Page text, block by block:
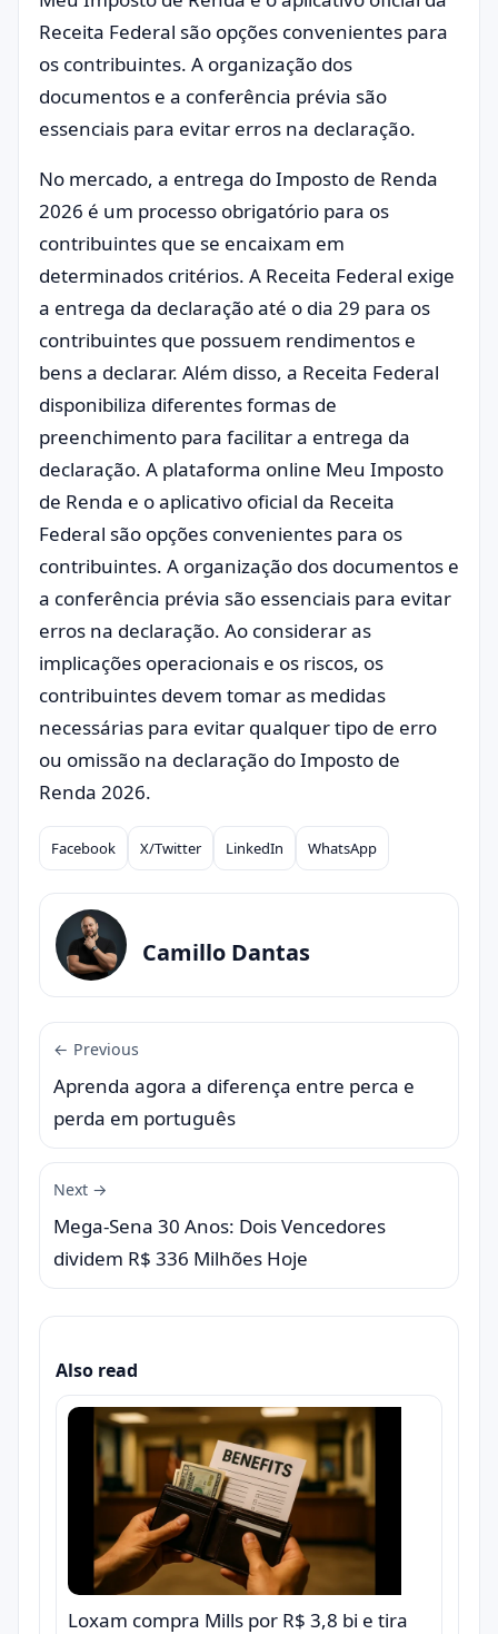
Receita Federal são opções convenientes para
os contribuintes. A organização dos
documentos e a conferência prévia são
essenciais para evitar erros na declaração.
No mercado, a entrega do Imposto de Renda
2026 é um processo obrigatório para os
contribuintes que se encaixam em
determinados critérios. A Receita Federal exige
a entrega da declaração até o dia 29 para os
contribuintes que possuem rendimentos e
bens a declarar. Além disso, a Receita Federal
disponibiliza diferentes formas de
preenchimento para facilitar a entrega da
declaração. A plataforma online Meu Imposto
de Renda e o aplicativo oficial da Receita
Federal são opções convenientes para os
contribuintes. A organização dos documentos e
a conferência prévia são essenciais para evitar
erros na declaração. Ao considerar as
implicações operacionais e os riscos, os
contribuintes devem tomar as medidas
necessárias para evitar qualquer tipo de erro
ou omissão na declaração do Imposto de
Renda 2026.
Compartilhar
Facebook X/Twitter LinkedIn WhatsApp
Camillo Dantas
← Previous
Aprenda agora a diferença entre perca e
perda em português
Next →
Mega-Sena 30 Anos: Dois Vencedores
dividem R$ 336 Milhões Hoje
Also read
Loxam compra Mills por R$ 3,8 bi e tira